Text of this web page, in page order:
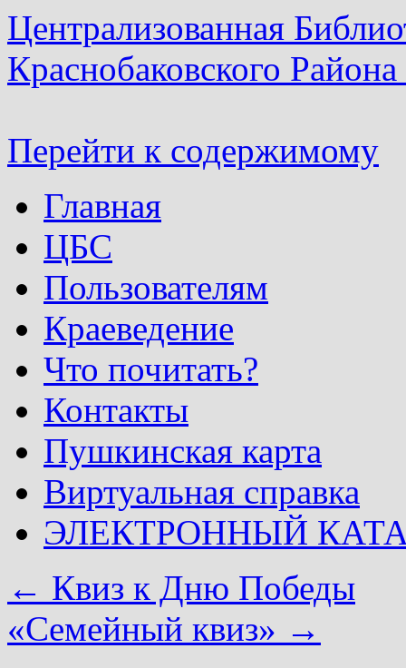
Централизованная
Краснобаковского
Перейти к содержимому
Главная
ЦБС
Пользователям
Краеведение
Что почитать?
Контакты
Пушкинская карта
Виртуальная справка
ЭЛЕКТРОННЫЙ
← Квиз к Дню Победы
«Семейный квиз» →